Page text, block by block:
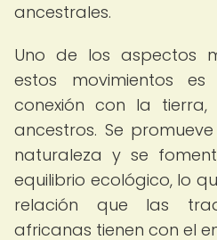
ancestrales.
Uno de los aspectos
estos movimientos
conexión con la
ancestros. Se
naturaleza y se
equilibrio ecológico, lo
relación que las
africanas tienen con el